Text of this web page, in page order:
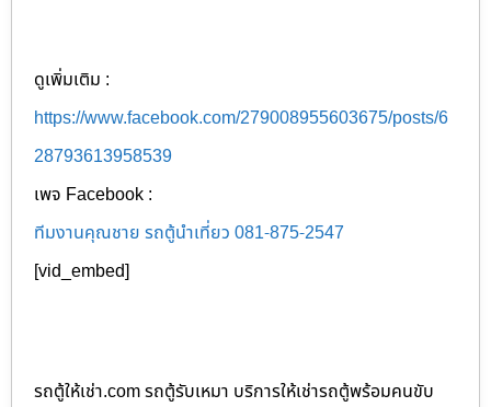
ดูเพิ่มเติม :
https://www.facebook.com/279008955603675/posts/6
28793613958539
เพจ Facebook :
ทีมงานคุณชาย รถตู้นำเที่ยว 081-875-2547
[vid_embed]
รถตู้ให้เช่า.com รถตู้รับเหมา บริการให้เช่ารถตู้พร้อมคนขับ